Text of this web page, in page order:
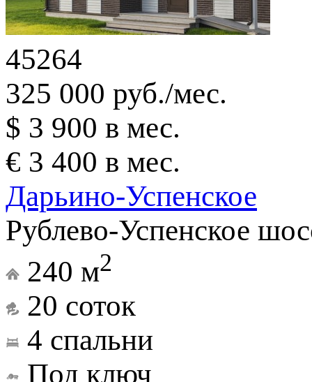
45264
325 000 руб./мес.
$ 3 900 в мес.
€ 3 400 в мес.
Дарьино-Успенское
Рублево-Успенское
240 м2
20 соток
4 спальни
Под ключ